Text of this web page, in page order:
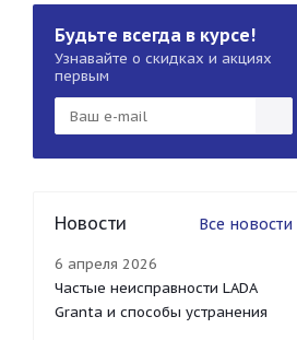
Будьте всегда в курсе!
Узнавайте о скидках и акциях
первым
Новости Все новости
6 апреля 2026
Частые неисправности LADA
Granta и способы устранения